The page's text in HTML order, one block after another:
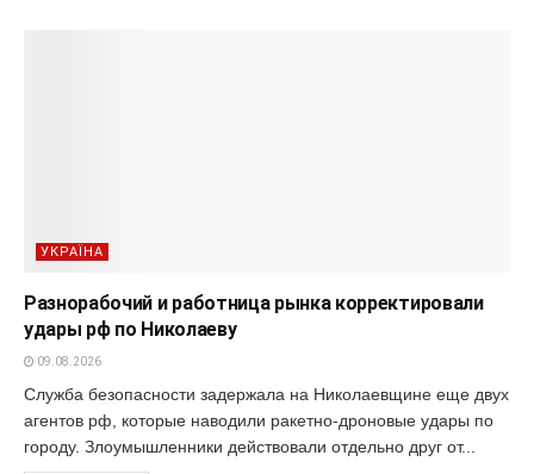
УКРАЇНА
Разнорабочий и работница рынка корректировали
удары рф по Николаеву
09.08.2026
Служба безопасности задержала на Николаевщине еще двух
агентов рф, которые наводили ракетно-дроновые удары по
городу. Злоумышленники действовали отдельно друг от...